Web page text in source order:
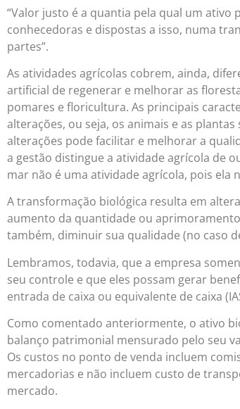
“Valor justo é a quantia pela qual um
conhecedoras e dispostas a isso, numa
partes”.
As atividades agrícolas cobrem, ainda,
artificial de regenerar e melhorar as
pomares e floricultura. As principais
alterações, ou seja, os animais e as
alterações pode facilitar e melhorar a
a gestão distingue a atividade agrícola de
mar não é uma atividade agrícola, pois ela
A transformação biológica resulta em
aumento da quantidade ou
também, diminuir sua qualidade (no caso
Lembramos, todavia, que a empresa
seu controle e que eles possam gerar
entrada de caixa ou equivalente de caixa
Como comentado anteriormente, o ativo
balanço patrimonial mensurado pelo seu
Os custos no ponto de venda incluem
mercadorias e não incluem custo de
mercado.